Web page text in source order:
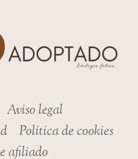
Aviso legal
Política de cookies
afiliado